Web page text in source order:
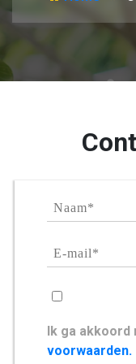
Ik ga akkoord
voorwaarden.